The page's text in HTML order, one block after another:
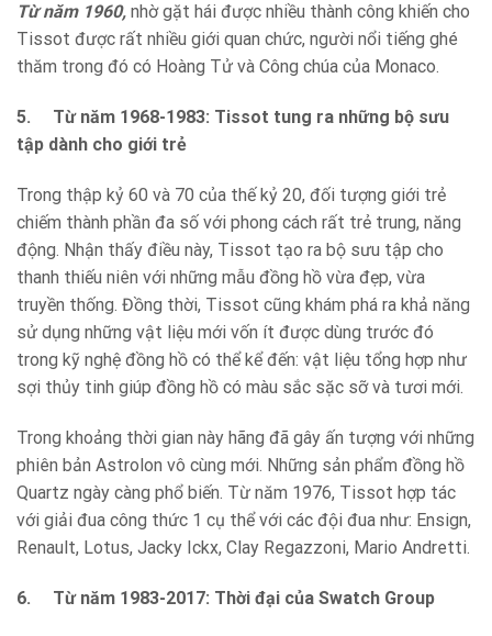
Từ năm 1960, nhờ gặt hái được nhiều thành công khiến cho
Tissot được rất nhiều giới quan chức, người nổi tiếng ghé
thăm trong đó có Hoàng Tử và Công chúa của Monaco.
5. Từ năm 1968-1983: Tissot tung ra những bộ sưu
tập dành cho giới trẻ
Trong thập kỷ 60 và 70 của thế kỷ 20, đối tượng giới trẻ
chiếm thành phần đa số với phong cách rất trẻ trung, năng
động. Nhận thấy điều này, Tissot tạo ra bộ sưu tập cho
thanh thiếu niên với những mẫu đồng hồ vừa đẹp, vừa
truyền thống. Đồng thời, Tissot cũng khám phá ra khả năng
sử dụng những vật liệu mới vốn ít được dùng trước đó
trong kỹ nghệ đồng hồ có thể kể đến: vật liệu tổng hợp như
sợi thủy tinh giúp đồng hồ có màu sắc sặc sỡ và tươi mới.
Trong khoảng thời gian này hãng đã gây ấn tượng với những
phiên bản Astrolon vô cùng mới. Những sản phẩm đồng hồ
Quartz ngày càng phổ biến. Từ năm 1976, Tissot hợp tác
với giải đua công thức 1 cụ thể với các đội đua như: Ensign,
Renault, Lotus, Jacky Ickx, Clay Regazzoni, Mario Andretti.
6. Từ năm 1983-2017: Thời đại của Swatch Group